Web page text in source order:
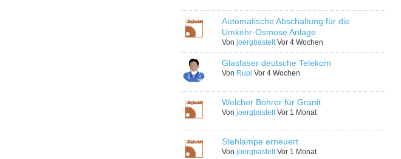
Automatische Abschaltung für die
Umkehr-Osmose Anlage
Vonjoergbastelt Vor 4 Wochen
Glasfaser deutsche Telekom
Von Rupi Vor 4 Wochen
Welcher Bohrer für Granit
Vonjoergbastelt Vor 1 Monat
Stehlampe erneuert
Vonjoergbastelt Vor 1 Monat